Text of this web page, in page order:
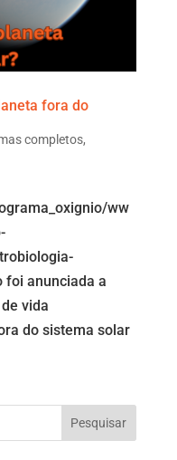
fora do
completos,
ww
foi anunciada a
vida
do sistema solar